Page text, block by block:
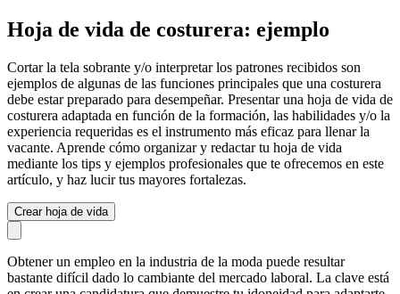
Hoja de vida de costurera: ejemplo
Cortar la tela sobrante y/o interpretar los patrones recibidos son
ejemplos de algunas de las funciones principales que una costurera
debe estar preparado para desempeñar. Presentar una hoja de vida de
costurera adaptada en función de la formación, las habilidades y/o la
experiencia requeridas es el instrumento más eficaz para llenar la
vacante. Aprende cómo organizar y redactar tu hoja de vida
mediante los tips y ejemplos profesionales que te ofrecemos en este
artículo, y haz lucir tus mayores fortalezas.
Crear hoja de vida
Obtener un empleo en la industria de la moda puede resultar
bastante difícil dado lo cambiante del mercado laboral. La clave está